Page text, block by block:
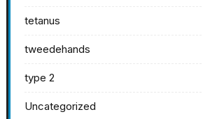
tetanus
tweedehands
type 2
Uncategorized